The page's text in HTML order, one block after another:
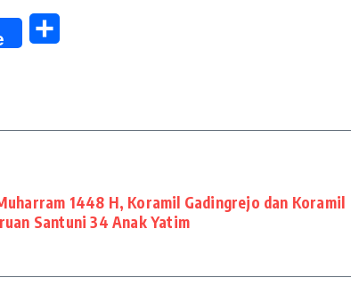
1448 H, Koramil Gadingrejo dan Koramil
Santuni 34 Anak Yatim